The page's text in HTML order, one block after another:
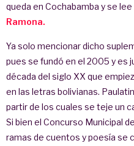
queda en Cochabamba y se
Ramona.
Ya solo mencionar dicho
pues se fundó en el 2005 y es
década del siglo XX que
en las letras bolivianas.
partir de los cuales se teje un
Si bien el Concurso Municipal
ramas de cuentos y poesía se